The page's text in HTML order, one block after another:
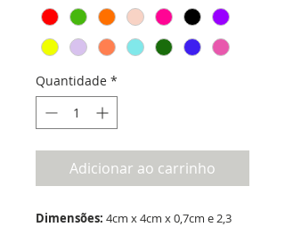
Quantidade *
Adicionar ao carrinho
Dimensões: 4cm x 4cm x 0,7cm e 2,3